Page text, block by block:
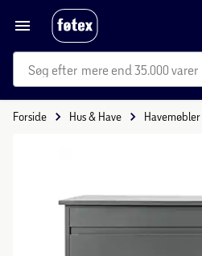
mere end 35.000 varer
Forside Hus & Have Havemøbler